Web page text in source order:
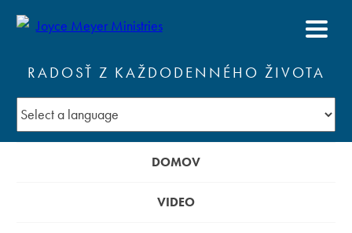
RADOSŤ Z KAŽDODENNÉHO ŽIVOTA
DOMOV
VIDEO